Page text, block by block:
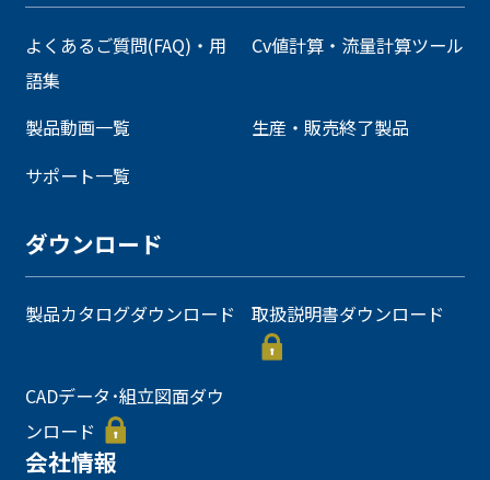
よくあるご質問(FAQ)・用
語集
Cv値計算・流量計算ツール
製品動画一覧
生産・販売終了製品
サポート一覧
ダウンロード
製品カタログダウンロード 取扱説明書ダウンロード
CADデータ･組立図面ダウ
ンロード
会社情報